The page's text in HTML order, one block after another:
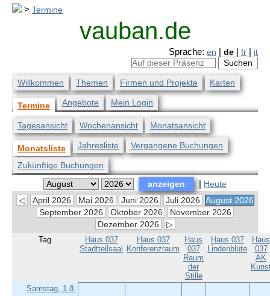
> Termine
vauban.de
Sprache: en de fr it
Willkommen Themen Firmen und Projekte Karten
Termine Angebote Mein Login
Tagesansicht Wochenansicht Monatsansicht
Monatsliste Jahresliste Vergangene Buchungen
Zukünftige Buchungen
Heute
◁
April 2026 Mai 2026 Juni 2026 Juli 2026
August 2026
September 2026
Oktober 2026
November 2026
Dezember 2026
▷
Tag
Haus 037
Stadtteilsaal
Haus 037
Konferenzraum
Haus
037
Raum
der
Stille
Haus 037
Lindenblüte
Haus
037
AK
Samstag, 1.8.